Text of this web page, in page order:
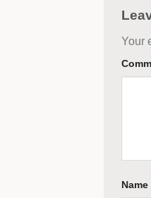
Your
Name